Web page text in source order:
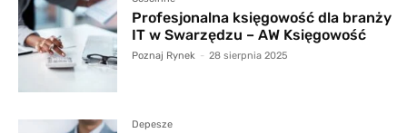
Profesjonalna księgowość dla branży
IT w Swarzędzu – AW Księgowość
Poznaj Rynek - 28 sierpnia 2025
Depesze